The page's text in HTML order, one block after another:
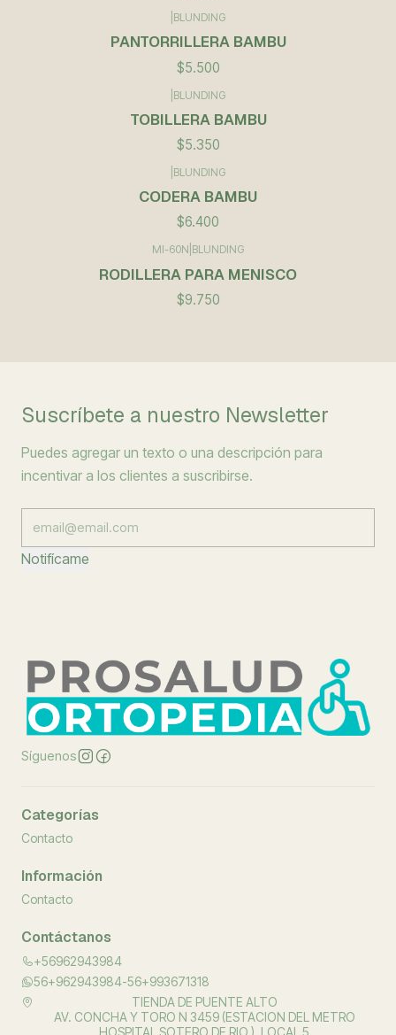
BLUNDING
PANTORRILLERA BAMBU
$5.500
BLUNDING
TOBILLERA BAMBU
$5.350
BLUNDING
CODERA BAMBU
$6.400
MI-60N BLUNDING
RODILLERA PARA MENISCO
$9.750
Suscríbete a nuestro Newsletter
Puedes agregar un texto o una descripción para
incentivar a los clientes a suscribirse.
Notifícame
Síguenos
Categorías
Contacto
Información
Contacto
Contáctanos
+56962943984
56+962943984-56+993671318
TIENDA DE PUENTE ALTO
AV. CONCHA Y TORO N 3459 (ESTACION DEL METRO